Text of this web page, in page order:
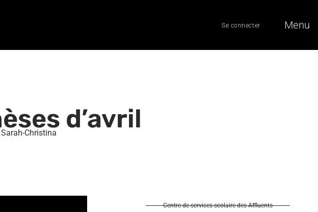
Se connecter Menu
d’avril
Christina
Centre de services scolaire des Affluents